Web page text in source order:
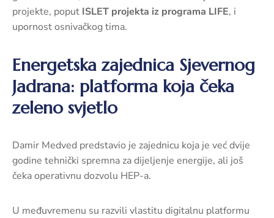
projekte, poput ISLET projekta iz programa LIFE, i
upornost osnivačkog tima.
Energetska zajednica Sjevernog
Jadrana: platforma koja čeka
zeleno svjetlo
Damir Medved predstavio je zajednicu koja je već dvije
godine tehnički spremna za dijeljenje energije, ali još
čeka operativnu dozvolu HEP-a.
U međuvremenu su razvili vlastitu digitalnu platformu